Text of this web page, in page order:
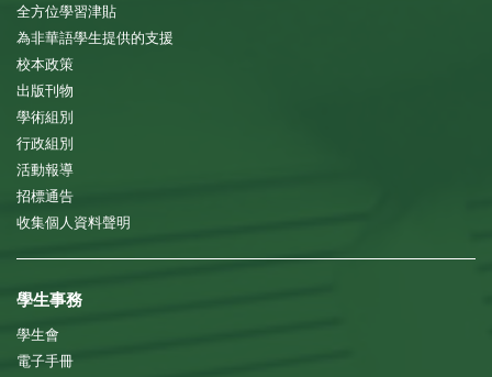
全方位學習津貼
為非華語學生提供的支援
校本政策
出版刊物
學術組別
行政組別
活動報導
招標通告
收集個人資料聲明
學生事務
學生會
電子手冊